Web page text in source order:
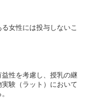
女性には投与しないこ
性を考慮し、授乳の継
験（ラット）において